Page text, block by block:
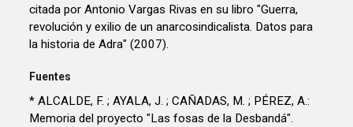
citada por Antonio Vargas Rivas en su libro "Guerra,
revolución y exilio de un anarcosindicalista. Datos para
la historia de Adra" (2007).
Fuentes
* ALCALDE, F. ; AYALA, J. ; CAÑADAS, M. ; PÉREZ, A.:
Memoria del proyecto "Las fosas de la Desbandá".